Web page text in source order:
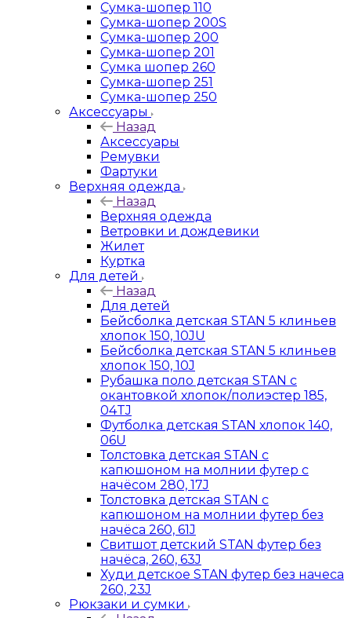
Сумка-шопер 110
Сумка-шопер 200S
Сумка-шопер 200
Сумка-шопер 201
Сумка шопер 260
Сумка-шопер 251
Сумка-шопер 250
Аксессуары
Назад
Аксессуары
Ремувки
Фартуки
Верхняя одежда
Назад
Верхняя одежда
Ветровки и дождевики
Жилет
Куртка
Для детей
Назад
Для детей
Бейсболка детская STAN 5 клиньев
хлопок 150, 10JU
Бейсболка детская STAN 5 клиньев
хлопок 150, 10J
Рубашка поло детская STAN с
окантовкой хлопок/полиэстер 185,
04TJ
Футболка детская STAN хлопок 140,
06U
Толстовка детская STAN с
капюшоном на молнии футер с
начёсом 280, 17J
Толстовка детская STAN с
капюшоном на молнии футер без
начёса 260, 61J
Свитшот детский STAN футер без
начёса, 260, 63J
Худи детское STAN футер без начеса
260, 23J
Рюкзаки и сумки